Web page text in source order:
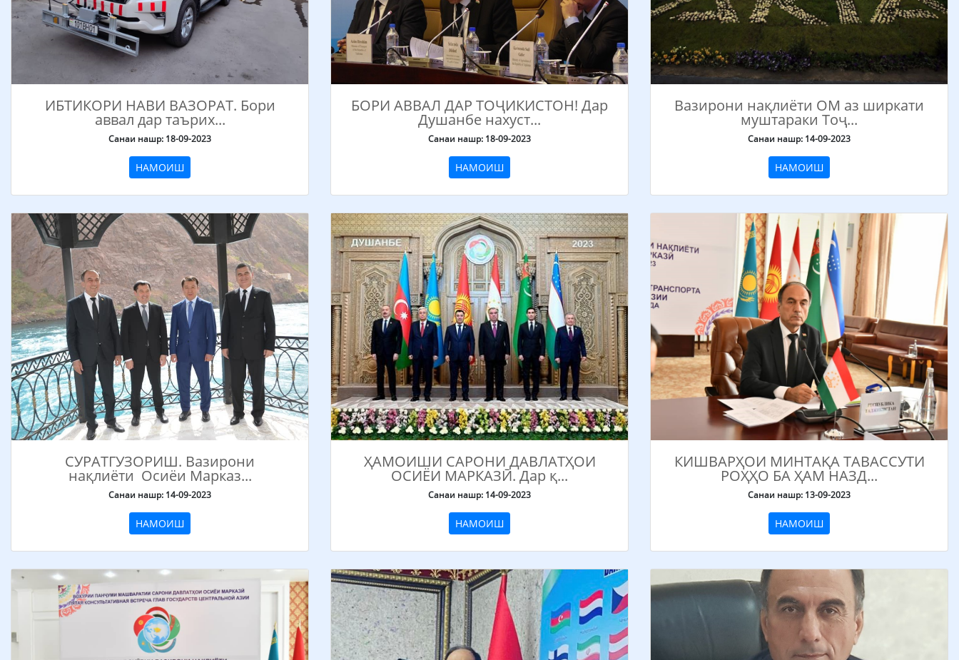
ИБТИКОРИ НАВИ ВАЗОРАТ. Бори
аввал дар таърих...
Санаи нашр: 18-09-2023
НАМОИШ
БОРИ АВВАЛ ДАР ТОҶИКИСТОН! Дар
Душанбе нахуст...
Санаи нашр: 18-09-2023
НАМОИШ
Вазирони нақлиёти ОМ аз ширкати
муштараки Тоҷ...
Санаи нашр: 14-09-2023
НАМОИШ
СУРАТГУЗОРИШ. Вазирони
нақлиёти Осиёи Марказ...
Санаи нашр: 14-09-2023
НАМОИШ
ҲАМОИШИ САРОНИ ДАВЛАТҲОИ
ОСИЁИ МАРКАЗӢ. Дар қ...
Санаи нашр: 14-09-2023
НАМОИШ
КИШВАРҲОИ МИНТАҚА ТАВАССУТИ
РОҲҲО БА ҲАМ НАЗД...
Санаи нашр: 13-09-2023
НАМОИШ